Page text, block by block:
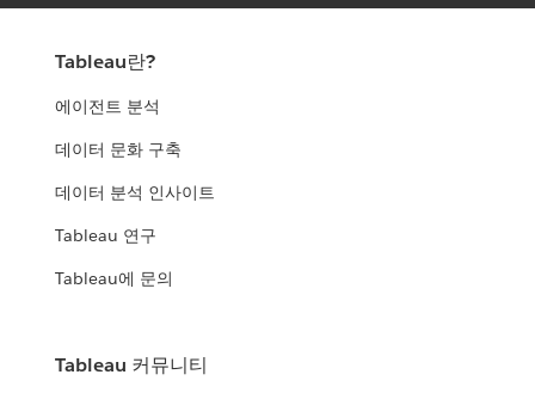
Tableau란?
에이전트 분석
데이터 문화 구축
데이터 분석 인사이트
Tableau 연구
Tableau에 문의
Tableau 커뮤니티